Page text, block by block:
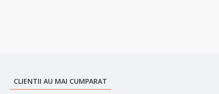
CLIENTII AU MAI CUMPARAT